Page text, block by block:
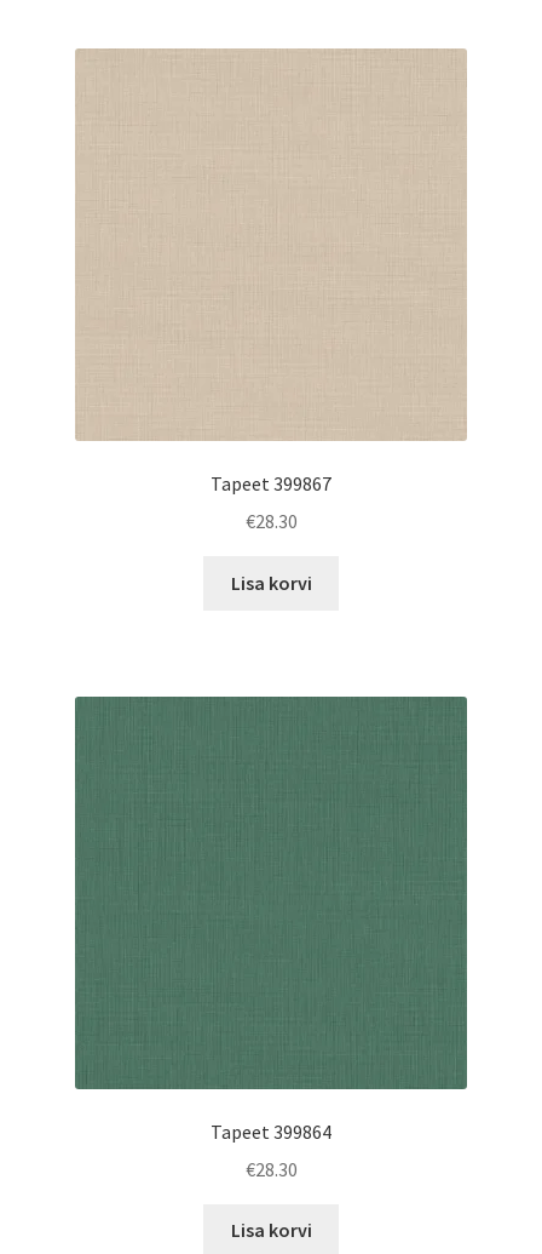
Tapeet 399867
€28.30
Lisa korvi
Tapeet 399864
€28.30
Lisa korvi